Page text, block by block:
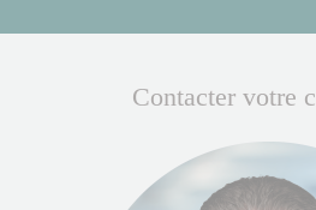
Contacter votre